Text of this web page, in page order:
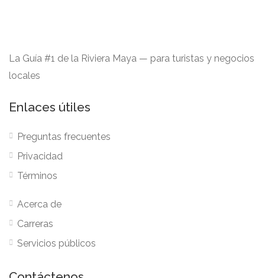
La Guía #1 de la Riviera Maya — para turistas y negocios
locales
Enlaces útiles
Preguntas frecuentes
Privacidad
Términos
Acerca de
Carreras
Servicios públicos